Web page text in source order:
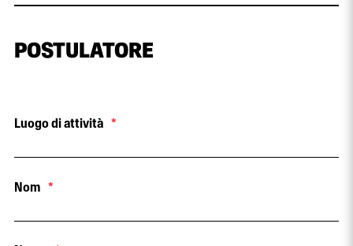
POSTULATORE
Luogo di attività *
Nom *